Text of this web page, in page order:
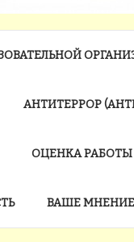
АНТИТЕРРОР
ОЦЕНКА
ВАШЕ